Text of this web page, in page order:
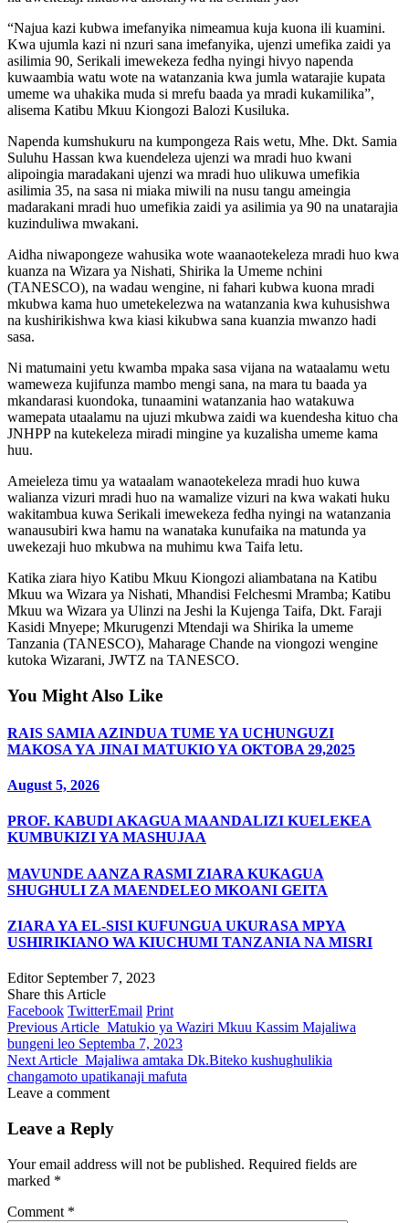
“Najua kazi kubwa imefanyika nimeamua kuja kuona ili kuamini.
Kwa ujumla kazi ni nzuri sana imefanyika, ujenzi umefika zaidi ya
asilimia 90, Serikali imewekeza fedha nyingi hivyo napenda
kuwaambia watu wote na watanzania kwa jumla watarajie kupata
umeme wa uhakika muda si mrefu baada ya mradi kukamilika”,
alisema Katibu Mkuu Kiongozi Balozi Kusiluka.
Napenda kumshukuru na kumpongeza Rais wetu, Mhe. Dkt. Samia
Suluhu Hassan kwa kuendeleza ujenzi wa mradi huo kwani
alipoingia maradakani ujenzi wa mradi huo ulikuwa umefikia
asilimia 35, na sasa ni miaka miwili na nusu tangu ameingia
madarakani mradi huo umefikia zaidi ya asilimia ya 90 na unatarajia
kuzinduliwa mwakani.
Aidha niwapongeze wahusika wote waanaotekeleza mradi huo kwa
kuanza na Wizara ya Nishati, Shirika la Umeme nchini
(TANESCO), na wadau wengine, ni fahari kubwa kuona mradi
mkubwa kama huo umetekelezwa na watanzania kwa kuhusishwa
na kushirikishwa kwa kiasi kikubwa sana kuanzia mwanzo hadi
sasa.
Ni matumaini yetu kwamba mpaka sasa vijana na wataalamu wetu
wameweza kujifunza mambo mengi sana, na mara tu baada ya
mkandarasi kuondoka, tunaamini watanzania hao watakuwa
wamepata utaalamu na ujuzi mkubwa zaidi wa kuendesha kituo cha
JNHPP na kutekeleza miradi mingine ya kuzalisha umeme kama
huu.
Ameieleza timu ya wataalam wanaotekeleza mradi huo kuwa
walianza vizuri mradi huo na wamalize vizuri na kwa wakati huku
wakitambua kuwa Serikali imewekeza fedha nyingi na watanzania
wanausubiri kwa hamu na wanataka kunufaika na matunda ya
uwekezaji huo mkubwa na muhimu kwa Taifa letu.
Katika ziara hiyo Katibu Mkuu Kiongozi aliambatana na Katibu
Mkuu wa Wizara ya Nishati, Mhandisi Felchesmi Mramba; Katibu
Mkuu wa Wizara ya Ulinzi na Jeshi la Kujenga Taifa, Dkt. Faraji
Kasidi Mnyepe; Mkurugenzi Mtendaji wa Shirika la umeme
Tanzania (TANESCO), Maharage Chande na viongozi wengine
kutoka Wizarani, JWTZ na TANESCO.
You Might Also Like
RAIS SAMIA AZINDUA TUME YA UCHUNGUZI
MAKOSA YA JINAI MATUKIO YA OKTOBA 29,2025
August 5, 2026
PROF. KABUDI AKAGUA MAANDALIZI KUELEKEA
KUMBUKIZI YA MASHUJAA
MAVUNDE AANZA RASMI ZIARA KUKAGUA
SHUGHULI ZA MAENDELEO MKOANI GEITA
ZIARA YA EL-SISI KUFUNGUA UKURASA MPYA
USHIRIKIANO WA KIUCHUMI TANZANIA NA MISRI
Editor September 7, 2023
Share this Article
Facebook TwitterEmail Print
Previous Article Matukio ya Waziri Mkuu Kassim Majaliwa
bungeni leo Septemba 7, 2023
Next Article Majaliwa amtaka Dk.Biteko kushughulikia
changamoto upatikanaji mafuta
Leave a comment
Leave a Reply
Your email address will not be published. Required fields are
marked *
Comment *